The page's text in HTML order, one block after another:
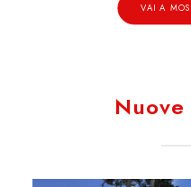
VAI A